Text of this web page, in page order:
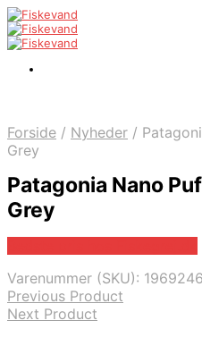
Forside / Nyheder /
Grey
Patagonia Nano
Grey
Varenummer (SKU):
Previous Product
Next Product